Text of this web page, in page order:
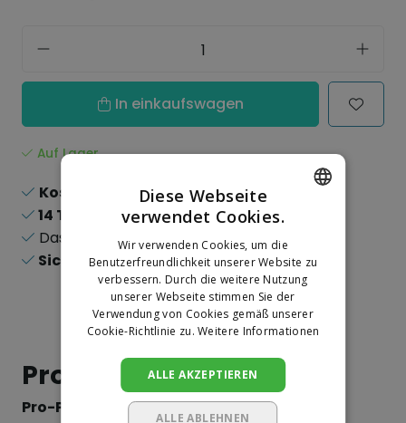
In einkaufswagen
Auf Lager
Kostenloser Versandab 150,-
14 Tage
Rückgaberecht
Das
größteSortiment
SichereOnline-Zahlungen
Produktinformation
Pro-Paint Markierungsträger
DUTCH
GERMAN
Diese Webseite
verwendet Cookies.
Wir verwenden Cookies, um die
Benutzerfreundlichkeit unserer Website zu
verbessern. Durch die weitere Nutzung
unserer Webseite stimmen Sie der
Verwendung von Cookies gemäß unserer
Cookie-Richtlinie zu. Weitere Informationen
ALLE AKZEPTIEREN
ALLE ABLEHNEN